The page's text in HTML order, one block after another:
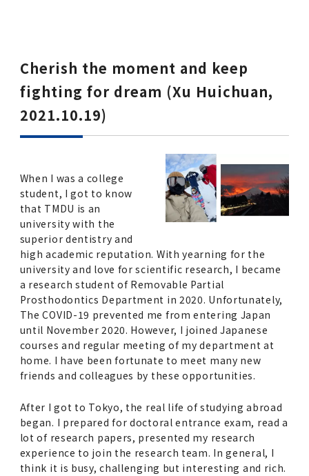
Cherish the moment and keep
fighting for dream (Xu Huichuan,
2021.10.19)
When I was a college
student, I got to know
that TMDU is an
university with the
superior dentistry and
high academic reputation. With yearning for the
university and love for scientific research, I became
a research student of Removable Partial
Prosthodontics Department in 2020. Unfortunately,
The COVID-19 prevented me from entering Japan
until November 2020. However, I joined Japanese
courses and regular meeting of my department at
home. I have been fortunate to meet many new
friends and colleagues by these opportunities.
After I got to Tokyo, the real life of studying abroad
began. I prepared for doctoral entrance exam, read a
lot of research papers, presented my research
experience to join the research team. In general, I
think it is busy, challenging but interesting and rich.